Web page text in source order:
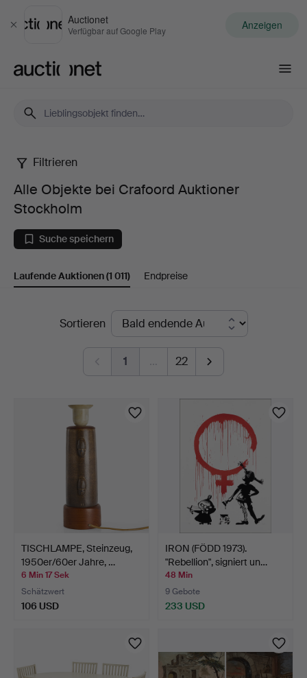
Schließen
Auctionet
Verfügbar auf Google Play Anzeigen
Alle
Objekte
bei
Crafoord
Stockholm
Filtrieren
Alle Objekte bei Crafoord Auktioner
Stockholm
Suche speichern
Laufende Auktionen(1 011) Endpreise
LaufendeSortieren
1 … 22
TISCHLAMPE, Steinzeug,
1950er/60er Jahre, …
6 Min 17 Sek
Schätzwert
106 USD
IRON (FÖDD 1973).
"Rebellion", signiert un…
48 Min
9 Gebote
233 USD